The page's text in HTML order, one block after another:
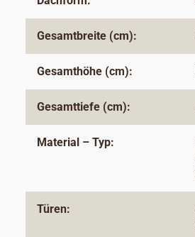
Gesamtbreite (cm):
Gesamthöhe (cm):
Gesamttiefe (cm):
Material – Typ:
Türen: